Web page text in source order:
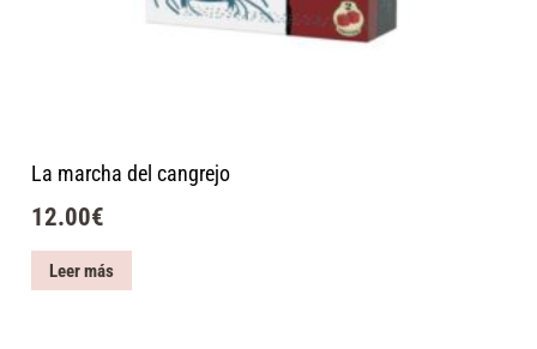
La marcha del cangrejo
12.00€
Leer más